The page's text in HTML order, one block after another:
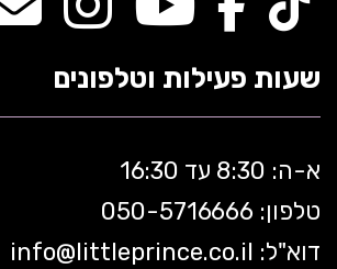
שעות פעילות וטלפונים
א-ה: 8:30 עד 16:30
טלפון: 050-5 716666
דוא"ל:
info@littleprince.co.il